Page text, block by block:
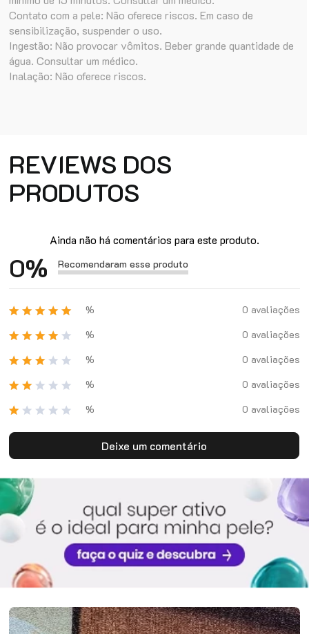
Contato com a pele: Não oferece riscos. Em caso de
sensibilização, suspender o uso.
Ingestão: Não provocar vômitos. Beber grande quantidade de
água. Consultar um médico.
Inalação: Não oferece riscos.
REVIEWS DOS
PRODUTOS
Ainda não há comentários para este produto.
0% Recomendaram esse produto
%
0 avaliações
%
0 avaliações
%
0 avaliações
%
0 avaliações
%
0 avaliações
Deixe um comentário